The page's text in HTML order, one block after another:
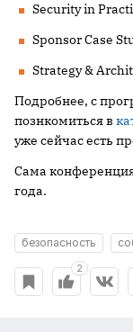
Security in
Sponsor Case
Strategy &
Подробнее, с
познкомиться в
уже сейчас есть
Сама
года.
безопасность
2